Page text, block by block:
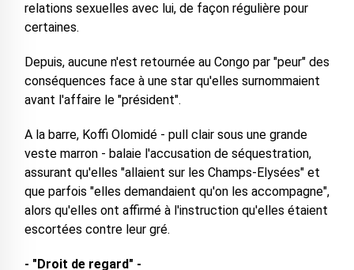
relations sexuelles avec lui, de façon régulière pour
certaines.
Depuis, aucune n'est retournée au Congo par "peur" des
conséquences face à une star qu'elles surnommaient
avant l'affaire le "président".
A la barre, Koffi Olomidé - pull clair sous une grande
veste marron - balaie l'accusation de séquestration,
assurant qu'elles "allaient sur les Champs-Elysées" et
que parfois "elles demandaient qu'on les accompagne",
alors qu'elles ont affirmé à l'instruction qu'elles étaient
escortées contre leur gré.
- "Droit de regard" -